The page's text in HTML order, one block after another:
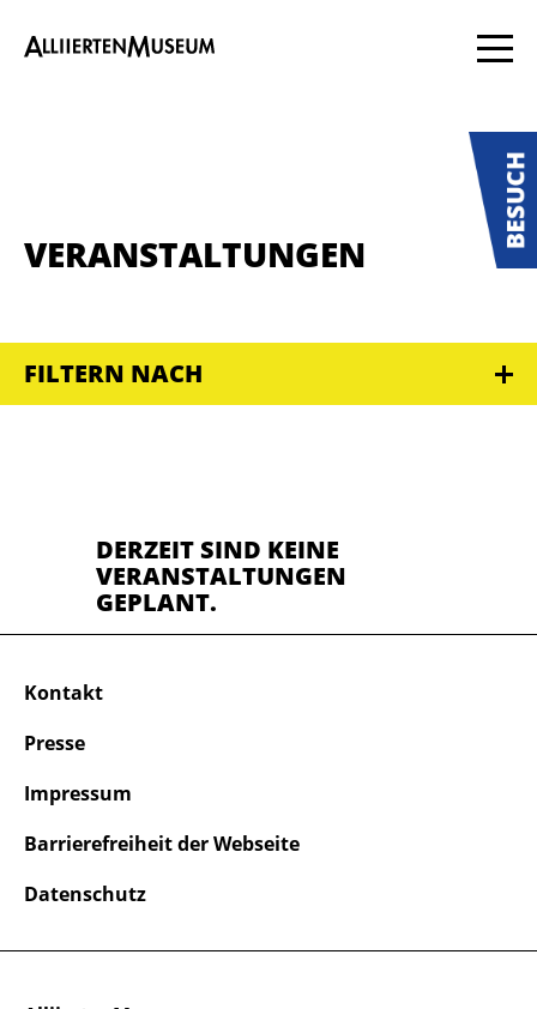
VERANSTALTUNGEN
FILTERN NACH
DERZEIT SIND KEINE
VERANSTALTUNGEN
GEPLANT.
Kontakt
Presse
Impressum
Barrierefreiheit der Webseite
Datenschutz